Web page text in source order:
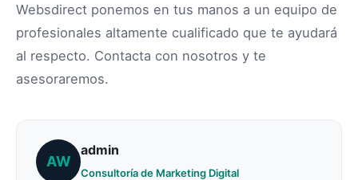
Websdirect ponemos en tus manos a un equipo de
profesionales altamente cualificado que te ayudará
al respecto. Contacta con nosotros y te
asesoraremos.
AW
admin
Consultoría de Marketing Digital